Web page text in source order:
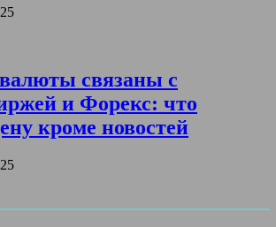
связаны с
и Форекс: что
кроме новостей